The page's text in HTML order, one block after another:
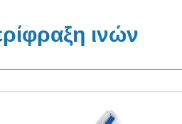
ινών